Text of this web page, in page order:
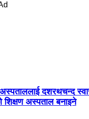
दशरथचन्द
शिक्षण अस्पताल बनाइने